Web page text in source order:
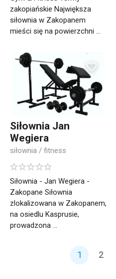
zakopiańskie Największa
siłownia w Zakopanem
mieści się na powierzchni ...
Siłownia Jan
Wegiera
siłownia / fitness
Siłownia - Jan Wegiera -
Zakopane Siłownia
zlokalizowana w Zakopanem,
na osiedlu Kasprusie,
prowadzona ...
1 2